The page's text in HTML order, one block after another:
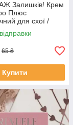
Залишків! Крем
Плюс
для схої /
шкіри , 25 мл
65 ₴
Купити